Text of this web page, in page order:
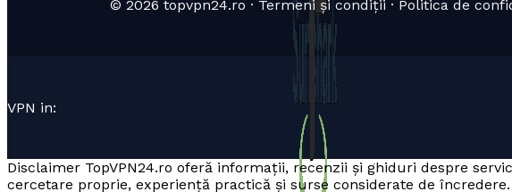
© 2026 topvpn24.ro · Termeni și condiții · Politica de
VPN in:
Disclaimer TopVPN24.ro oferă informații, recenzii și ghiduri despre
cercetare proprie, experiență practică și surse considerate de